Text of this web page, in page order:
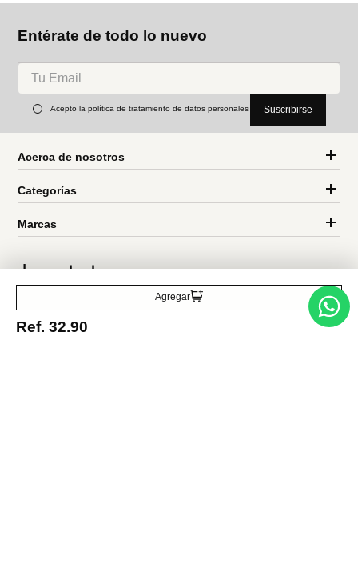
Agregar
Ref. 32.90
Parfois
Lentes de lectura graduadas
1.5 x
Ref.35.90
Lentes de sol rectangulares
Ref.35.90
Entérate de todo lo nuevo
Acepto la política de tratamiento de datos personales Suscribirse